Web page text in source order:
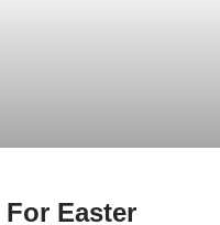
Easter